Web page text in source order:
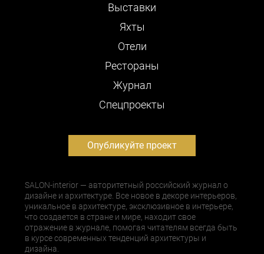
Выставки
Яхты
Отели
Рестораны
Журнал
Cпецпроекты
Опубликуйте проект
SALON-interior — авторитетный российский журнал о
дизайне и архитектуре. Все новое в декоре интерьеров,
уникальное в архитектуре, эксклюзивное в интерьере,
что создается в стране и мире, находит свое
отражение в журнале, помогая читателям всегда быть
в курсе современных тенденций архитектуры и
дизайна.